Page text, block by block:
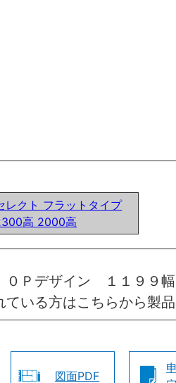
レクト フラットタイプ
高 2000高
Ｐデザイン １１９９
いる方はこちらから製
図面PDF